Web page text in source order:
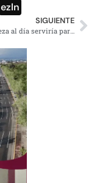
ezln
SIGUIENTE
Una cerveza al día serviría para evitar infartos